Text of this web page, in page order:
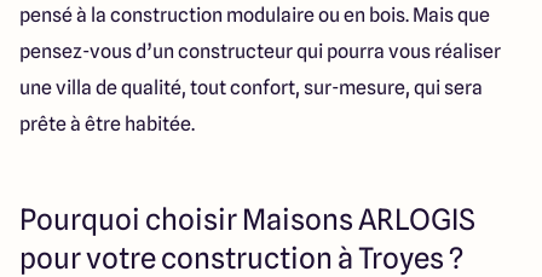
pensé à la construction modulaire ou en bois. Mais que
pensez-vous d’un constructeur qui pourra vous réaliser
une villa de qualité, tout confort, sur-mesure, qui sera
prête à être habitée.
Pourquoi choisir Maisons ARLOGIS
pour votre construction à Troyes ?